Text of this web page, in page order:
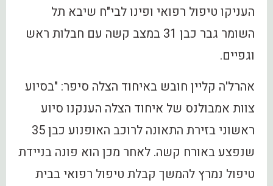
העניקו טיפול רפואי ופינו לבי"ח שיבא תל
השומר גבר כבן 31 במצב קשה עם חבלות ראש
וגפיים.
אהרל'ה קליין חובש באיחוד הצלה סיפר: "בסיוע
צוות אמבולנס של איחוד הצלה הענקנו סיוע
ראשוני בזירת התאונה לרוכב האופנוע כבן 35
שנפצע באורח קשה. לאחר מכן הוא פונה בניידת
טיפול נמרץ להמשך קבלת טיפול רפואי בבית